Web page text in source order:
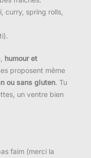
curry, spring rolls,
humour et
proposent même
ou sans gluten. Tu
un ventre bien
faim (merci la